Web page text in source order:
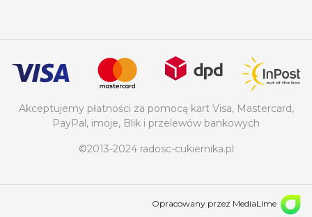
Akceptujemy płatności za pomocą kart Visa, Mastercard,
PayPal, imoje, Blik i przelewów bankowych
©2013-2024 radosc-cukiernika.pl
Opracowany przez MediaLime